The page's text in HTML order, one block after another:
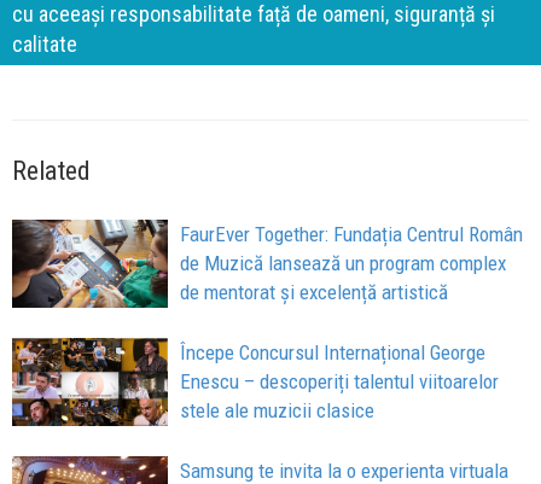
cu aceeași responsabilitate față de oameni, siguranță și
calitate
Related
FaurEver Together: Fundația Centrul Român
de Muzică lansează un program complex
de mentorat și excelență artistică
Începe Concursul Internațional George
Enescu – descoperiți talentul viitoarelor
stele ale muzicii clasice
Samsung te invita la o experienta virtuala